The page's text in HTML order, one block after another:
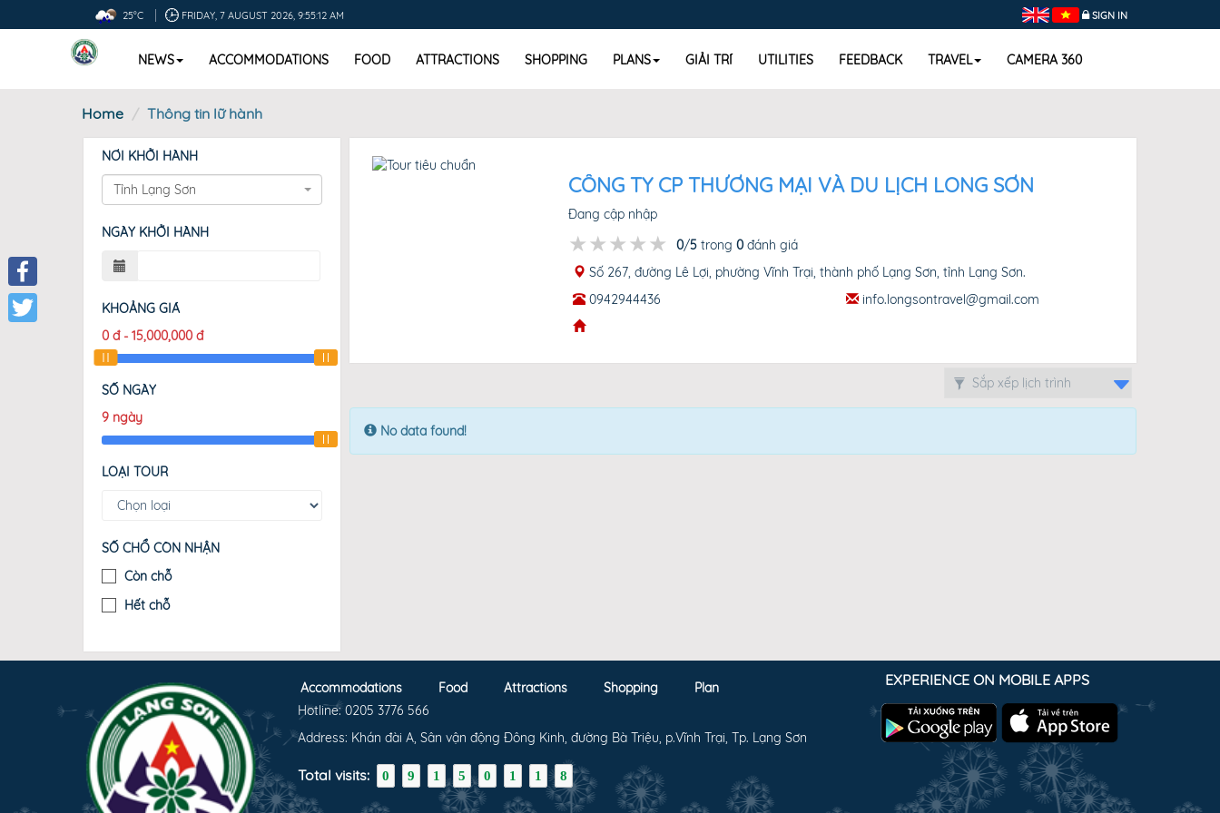
25°C FRIDAY, 7 AUGUST 2026, 9:55:12 AM SIGN IN
NEWS ACCOMMODATIONS FOOD ATTRACTIONS SHOPPING PLANS GIẢI TRÍ UTILITIES FEEDBACK TRAVEL CAMERA 360
Facebook
Home Thông tin lữ hành
NƠI KHỞI HÀNH
Tỉnh Lạng Sơn
NGÀY KHỞI HÀNH
KHOẢNG GIÁ
0 đ- 15,000,000 đ
SỐ NGÀY
9 ngày
LOẠI TOUR
SỐ CHỔ CÒN NHẬN
Còn chỗ
Hết chỗ
CÔNG TY CP THƯƠNG MẠI VÀ DU LỊCH LONG SƠN
Đang cập nhập
★★★★★
★★★★★
★★★★★ 0/5 trong0đánh giá
Số 267, đường Lê Lợi, phường Vĩnh Trại, thành phố Lạng Sơn, tỉnh Lạng Sơn.
0942944436
info.longsontravel@gmail.com
No data found!
Accommodations Food Attractions Shopping
Plan
Hotline: 0205 3776 566
Address: Khán đài A, Sân vận động Đông Kinh, đường Bà Triệu, p.Vĩnh Trại, Tp. Lạng Sơn
Total visits: 0 9 1 5 0 1 1 8
EXPERIENCE ON MOBILE APPS